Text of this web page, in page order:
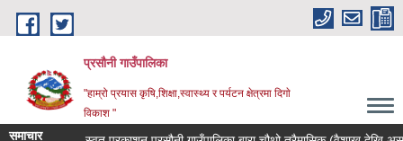
Skip to main content
प्रसौनी गाउँपालिका
"हाम्रो प्रयास कृषि,शिक्षा,स्वास्थ्य र पर्यटन क्षेत्रमा दिगाे
विकाश "
समाचार